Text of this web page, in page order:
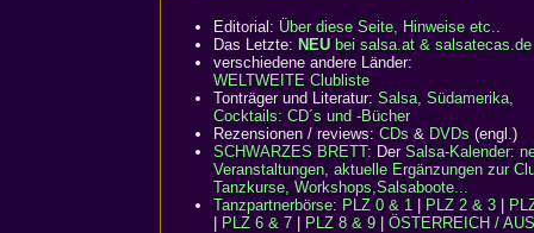
Editorial: Über diese Seite, Hinweise etc..
Das Letzte: NEU bei salsa.at & salsatecas.de
verschiedene andere Länder:
WELTWEITE Clubliste
Tonträger und Literatur: Salsa, Südamerika,
Cocktails: CD´s und -Bücher
Rezensionen / reviews: CDs & DVDs (engl.)
SCHWARZES BRETT: Der Salsa-Kalender:
Veranstaltungen, aktuelle Ergänzungen zur
Tanzkurse, Workshops,Salsaboote...
Tanzpartnerbörse: PLZ 0 & 1 PLZ 2 & 3
PLZ 6 & 7 PLZ 8 & 9 ÖSTERREICH /